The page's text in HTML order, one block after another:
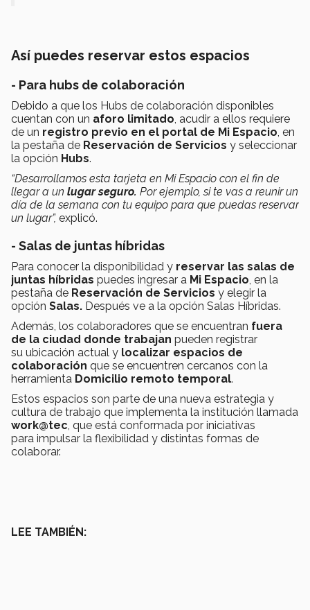
Así puedes reservar estos espacios
- Para hubs de colaboración
Debido a que los Hubs de colaboración disponibles
cuentan con un aforo limitado , acudir a ellos requiere
de un registro previo en el portal de Mi Espacio , en
la pestaña de Reservación de Servicios y seleccionar
la opción Hubs.
“Desarrollamos esta tarjeta en Mi Espacio con el fin de
llegar a un lugar seguro. Por ejemplo, si te vas a reunir un
día de la semana con tu equipo para que puedas reservar
un lugar”, explicó.
- Salas de juntas híbridas
Para conocer la disponibilidad y reservar las salas de
juntas híbridas puedes ingresar a Mi Espacio , en la
pestaña de Reservación de Servicios y elegir la
opción Salas. Después ve a la opción Salas Híbridas.
Además, los colaboradores que se encuentran fuera
de la ciudad donde trabajan pueden registrar
su ubicación actual y localizar espacios de
colaboración que se encuentren cercanos con la
herramienta Domicilio remoto temporal.
Estos espacios son parte de una nueva estrategia y
cultura de trabajo que implementa la institución llamada
work@tec , que está conformada por iniciativas
para impulsar la flexibilidad y distintas formas de
colaborar.
LEE TAMBIÉN: